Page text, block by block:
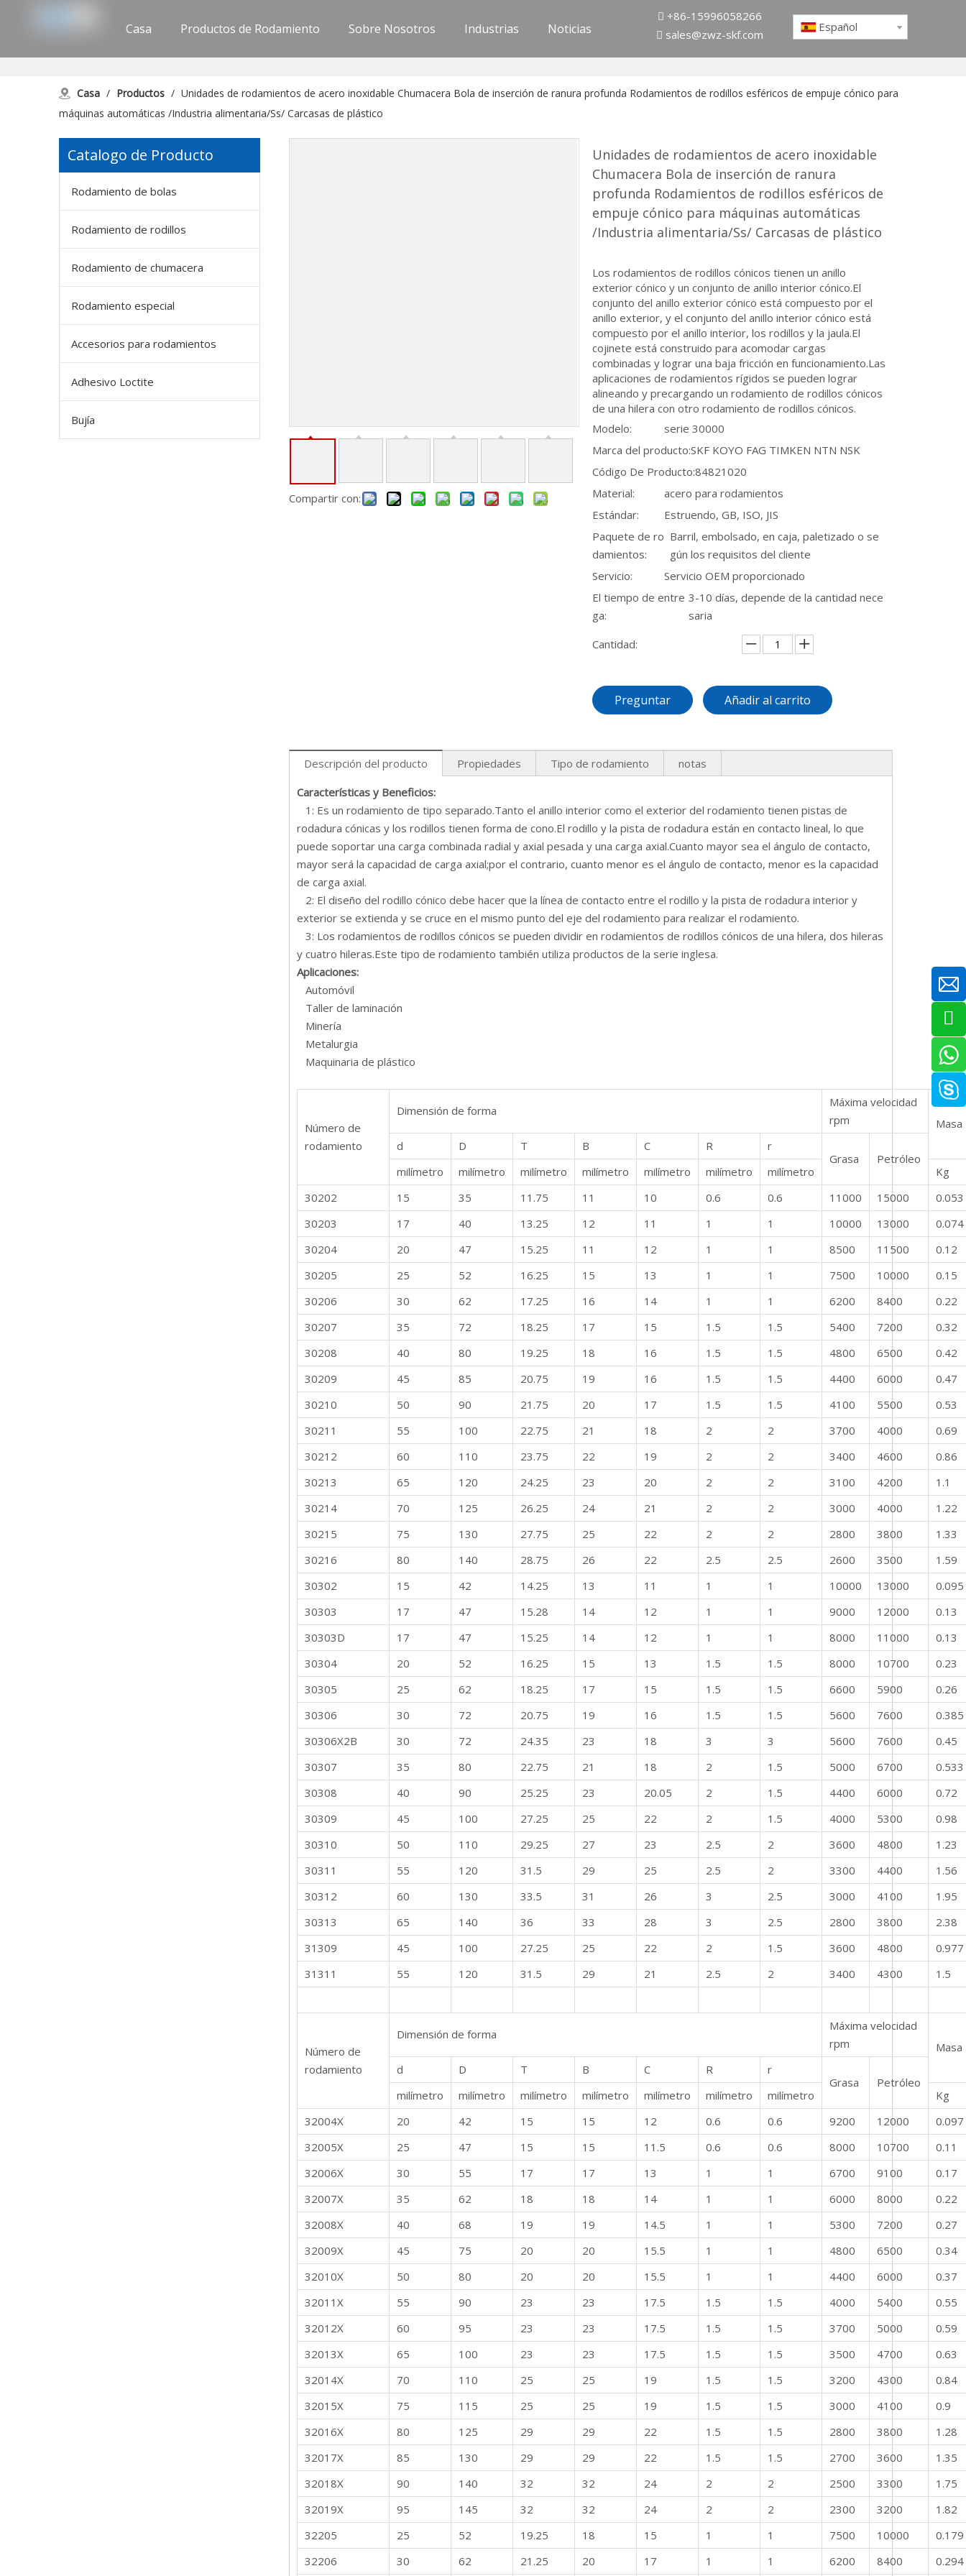
Casa Productos de Rodamiento Sobre Nosotros Industrias Noticias
 +86-15996058266
 sales@zwz-skf.com
Español
Casa / Productos / Unidades de rodamientos de acero inoxidable Chumacera Bola de inserción de ranura profunda Rodamientos de rodillos esféricos de empuje cónico para
máquinas automáticas /Industria alimentaria/Ss/ Carcasas de plástico
Catalogo de Producto
Rodamiento de bolas
Rodamiento de rodillos
Rodamiento de chumacera
Rodamiento especial
Accesorios para rodamientos
Adhesivo Loctite
Bujía
Compartir con:
Unidades de rodamientos de acero inoxidable
Chumacera Bola de inserción de ranura
profunda Rodamientos de rodillos esféricos de
empuje cónico para máquinas automáticas
/Industria alimentaria/Ss/ Carcasas de plástico
Los rodamientos de rodillos cónicos tienen un anillo
exterior cónico y un conjunto de anillo interior cónico.El
conjunto del anillo exterior cónico está compuesto por el
anillo exterior, y el conjunto del anillo interior cónico está
compuesto por el anillo interior, los rodillos y la jaula.El
cojinete está construido para acomodar cargas
combinadas y lograr una baja fricción en funcionamiento.Las
aplicaciones de rodamientos rígidos se pueden lograr
alineando y precargando un rodamiento de rodillos cónicos
de una hilera con otro rodamiento de rodillos cónicos.
Modelo:
serie 30000
Marca del producto:SKF KOYO FAG TIMKEN NTN NSK
Código De Producto:84821020
Material:
acero para rodamientos
Estándar:
Estruendo, GB, ISO, JIS
Paquete de ro
damientos:
Barril, embolsado, en caja, paletizado o se
gún los requisitos del cliente
Servicio:
Servicio OEM proporcionado
El tiempo de entre
ga:
3-10 días, depende de la cantidad nece
saria
Cantidad:
Preguntar Añadir al carrito
Descripción del producto Propiedades Tipo de rodamiento
notas
Características y Beneficios:
1: Es un rodamiento de tipo separado.Tanto el anillo interior como el exterior del rodamiento tienen pistas de
rodadura cónicas y los rodillos tienen forma de cono.El rodillo y la pista de rodadura están en contacto lineal, lo que
puede soportar una carga combinada radial y axial pesada y una carga axial.Cuanto mayor sea el ángulo de contacto,
mayor será la capacidad de carga axial;por el contrario, cuanto menor es el ángulo de contacto, menor es la capacidad
de carga axial.
2: El diseño del rodillo cónico debe hacer que la línea de contacto entre el rodillo y la pista de rodadura interior y
exterior se extienda y se cruce en el mismo punto del eje del rodamiento para realizar el rodamiento.
3: Los rodamientos de rodillos cónicos se pueden dividir en rodamientos de rodillos cónicos de una hilera, dos hileras
y cuatro hileras.Este tipo de rodamiento también utiliza productos de la serie inglesa.
Aplicaciones:
Automóvil
Taller de laminación
Minería
Metalurgia
Maquinaria de plástico
Número de
rodamiento
Dimensión de forma
Máxima velocidad
rpm
Masa
d
D T B C R
r
Grasa
Petróleo
milímetro
milímetro milímetro milímetro milímetro milímetro milímetro
Kg
30202
15 35 11.75 11 10 0.6 0.6 11000 15000
0.053
30203
17 40 13.25 12 11 1 1 10000 13000
0.074
30204
20 47 15.25 11 12 1 1 8500 11500
0.12
30205
25 52 16.25 15 13 1 1 7500 10000
0.15
30206
30 62 17.25 16 14 1 1 6200 8400
0.22
30207
35 72 18.25 17 15 1.5 1.5 5400 7200
0.32
30208
40 80 19.25 18 16 1.5 1.5 4800 6500
0.42
30209
45 85 20.75 19 16 1.5 1.5 4400 6000
0.47
30210
50 90 21.75 20 17 1.5 1.5 4100 5500
0.53
30211
55 100 22.75 21 18 2 2 3700 4000
0.69
30212
60 110 23.75 22 19 2 2 3400 4600
0.86
30213
65 120 24.25 23 20 2 2 3100 4200
1.1
30214
70 125 26.25 24 21 2 2 3000 4000
1.22
30215
75 130 27.75 25 22 2 2 2800 3800
1.33
30216
80 140 28.75 26 22 2.5 2.5 2600 3500
1.59
30302
15 42 14.25 13 11 1 1 10000 13000
0.095
30303
17 47 15.28 14 12 1 1 9000 12000
0.13
30303D
17 47 15.25 14 12 1 1 8000 11000
0.13
30304
20 52 16.25 15 13 1.5 1.5 8000 10700
0.23
30305
25 62 18.25 17 15 1.5 1.5 6600 5900
0.26
30306
30 72 20.75 19 16 1.5 1.5 5600 7600
0.385
30306X2B
30 72 24.35 23 18 3 3 5600 7600
0.45
30307
35 80 22.75 21 18 2 1.5 5000 6700
0.533
30308
40 90 25.25 23 20.05 2 1.5 4400 6000
0.72
30309
45 100 27.25 25 22 2 1.5 4000 5300
0.98
30310
50 110 29.25 27 23 2.5 2 3600 4800
1.23
30311
55 120 31.5 29 25 2.5 2 3300 4400
1.56
30312
60 130 33.5 31 26 3 2.5 3000 4100
1.95
30313
65 140 36 33 28 3 2.5 2800 3800
2.38
31309
45 100 27.25 25 22 2 1.5 3600 4800
0.977
31311
55 120 31.5 29 21 2.5 2 3400 4300 1.5
Número de
rodamiento
Dimensión de forma
Máxima velocidad
rpm
Masa
d
D T B C R
r
Grasa
Petróleo
milímetro
milímetro milímetro milímetro milímetro milímetro milímetro
Kg
32004X
20 42 15 15 12 0.6 0.6 9200 12000
0.097
32005X
25 47 15 15 11.5 0.6 0.6 8000 10700
0.11
32006X
30 55 17 17 13 1 1 6700 9100
0.17
32007X
35 62 18 18 14 1 1 6000 8000
0.22
32008X
40 68 19 19 14.5 1 1 5300 7200
0.27
32009X
45 75 20 20 15.5 1 1 4800 6500
0.34
32010X
50 80 20 20 15.5 1 1 4400 6000
0.37
32011X
55 90 23 23 17.5 1.5 1.5 4000 5400
0.55
32012X
60 95 23 23 17.5 1.5 1.5 3700 5000
0.59
32013X
65 100 23 23 17.5 1.5 1.5 3500 4700
0.63
32014X
70 110 25 25 19 1.5 1.5 3200 4300
0.84
32015X
75 115 25 25 19 1.5 1.5 3000 4100
0.9
32016X
80 125 29 29 22 1.5 1.5 2800 3800
1.28
32017X
85 130 29 29 22 1.5 1.5 2700 3600
1.35
32018X
90 140 32 32 24 2 2 2500 3300
1.75
32019X
95 145 32 32 24 2 2 2300 3200
1.82
32205
25 52 19.25 18 15 1 1 7500 10000
0.179
32206
30 62 21.25 20 17 1 1 6200 8400 0.294